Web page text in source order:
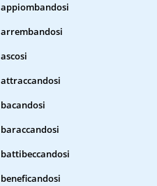
appiombandosi
arrembandosi
ascosi
attraccandosi
bacandosi
baraccandosi
battibeccandosi
beneficandosi